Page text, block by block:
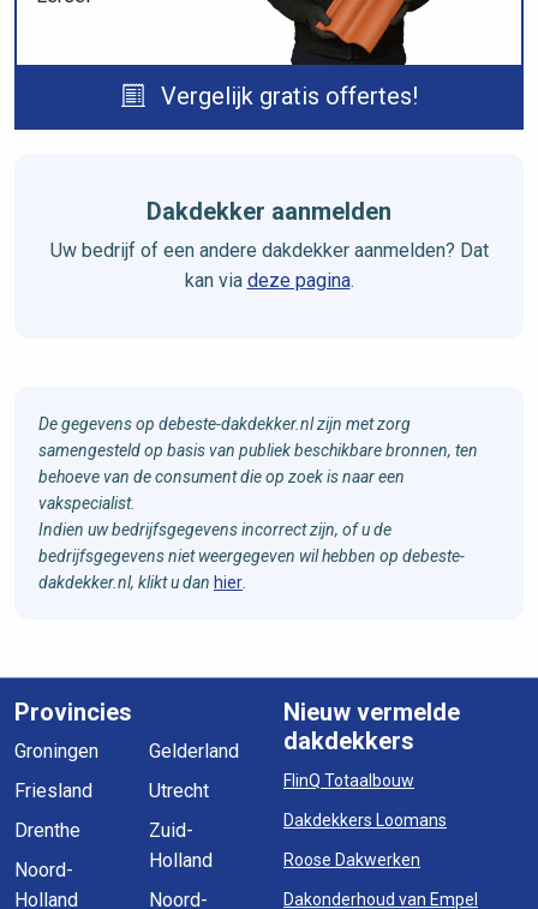
Vergelijk gratis offertes!
Dakdekker aanmelden
Uw bedrijf of een andere dakdekker aanmelden? Dat
kan via deze pagina.
De gegevens op debeste-dakdekker.nl zijn met zorg
samengesteld op basis van publiek beschikbare bronnen, ten
behoeve van de consument die op zoek is naar een
vakspecialist.
Indien uw bedrijfsgegevens incorrect zijn, of u de
bedrijfsgegevens niet weergegeven wil hebben op debeste-
dakdekker.nl, klikt u dan hier
Provincies
Groningen
Friesland
Drenthe
Noord-
Holland
Gelderland
Utrecht
Zuid-
Holland
Noord-
Nieuw vermelde
dakdekkers
FlinQ Totaalbouw
Dakdekkers Loomans
Roose Dakwerken
Dakonderhoud van Empel